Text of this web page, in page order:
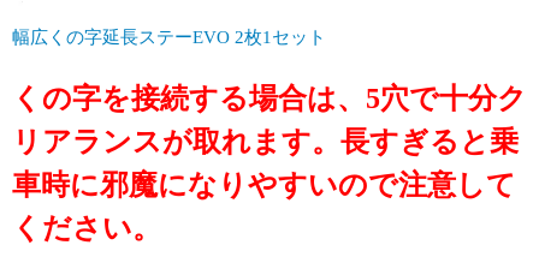
幅広くの字延長ステーEVO 2枚1セット
くの字を接続する場合は、5穴で十分ク
リアランスが取れます。長すぎると乗
車時に邪魔になりやすいので注意して
ください。